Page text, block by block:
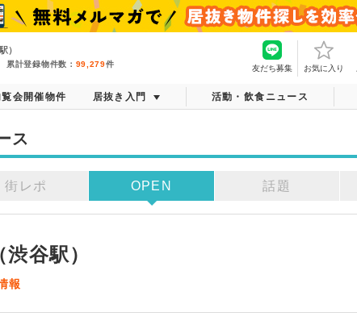
）
累計登録物件数： 99,279件 友だち募集 お気に入り
覧会開催物件 居抜き入門 活動・飲食ニュース
ス
街レポ OPEN 話題
谷駅）
報